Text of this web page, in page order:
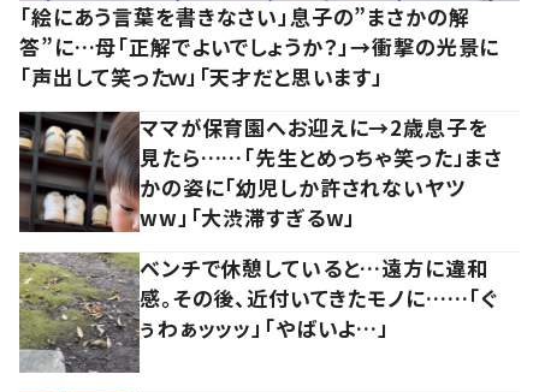
「絵にあう言葉を書きなさい」息子の”まさかの解
答”に…母「正解でよいでしょうか？」→衝撃の光景に
「声出して笑ったｗ」「天才だと思います」
ママが保育園へお迎えに→2歳息子を
見たら……「先生とめっちゃ笑った」まさ
かの姿に「幼児しか許されないヤツ
ww」「大渋滞すぎるw」
ベンチで休憩していると…遠方に違和
感。その後、近付いてきたモノに……「ぐ
ぅわぁッッッ」「やばいよ…」